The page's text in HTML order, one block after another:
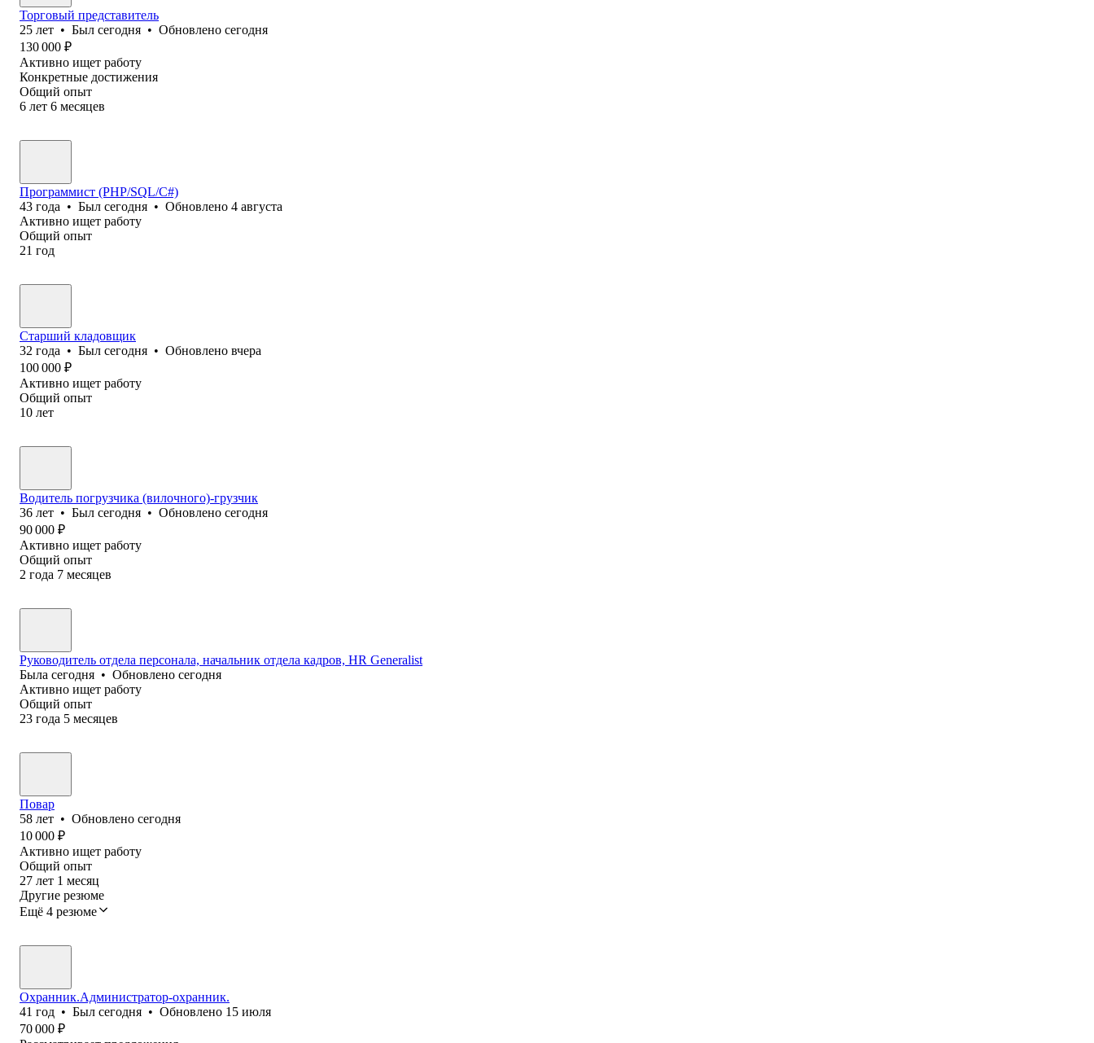
Торговый представитель
25 лет • Был сегодня • Обновлено сегодня
130 000 ₽
Активно ищет работу
Конкретные достижения
Общий опыт
6 лет 6 месяцев
Программист (PHP/SQL/C#)
43 года • Был сегодня • Обновлено 4 августа
Активно ищет работу
Общий опыт
21 год
Старший кладовщик
32 года • Был сегодня • Обновлено вчера
100 000 ₽
Активно ищет работу
Общий опыт
10 лет
Водитель погрузчика (вилочного)-грузчик
36 лет • Был сегодня • Обновлено сегодня
90 000 ₽
Активно ищет работу
Общий опыт
2 года 7 месяцев
Руководитель отдела персонала, начальник отдела кадров, HR Generalist
Была сегодня • Обновлено сегодня
Активно ищет работу
Общий опыт
23 года 5 месяцев
Повар
58 лет • Обновлено сегодня
10 000 ₽
Активно ищет работу
Общий опыт
27 лет 1 месяц
Другие резюме
Ещё 4 резюме
Охранник.Администратор-охранник.
41 год • Был сегодня • Обновлено 15 июля
70 000 ₽